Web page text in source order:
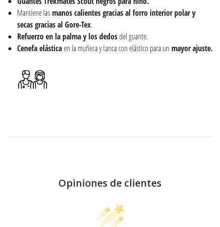
Mantiene lasmanos calientes gracias al forro interior polar y
secas gracias al Gore-Tex.
Refuerzo en la palma y los dedosdel guante.
Cenefa elásticaen la muñeca y tanca con elástico para un mayor ajuste.
Opiniones de clientes